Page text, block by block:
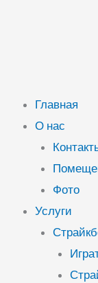
Главная
О нас
Фото
Услуги